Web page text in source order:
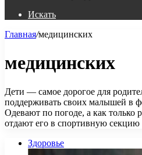
Искать
Главная/медицинских
медицинских
Дети — самое дорогое для
поддерживать своих малышей в
Одевают по погоде, а как только
отдают его в спортивную
Здоровье